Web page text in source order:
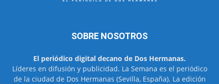
SOBRE NOSOTROS
El periódico digital decano de Dos Hermanas.
Líderes en difusión y publicidad. La Semana es el periódico
de la ciudad de Dos Hermanas (Sevilla, España). La edición